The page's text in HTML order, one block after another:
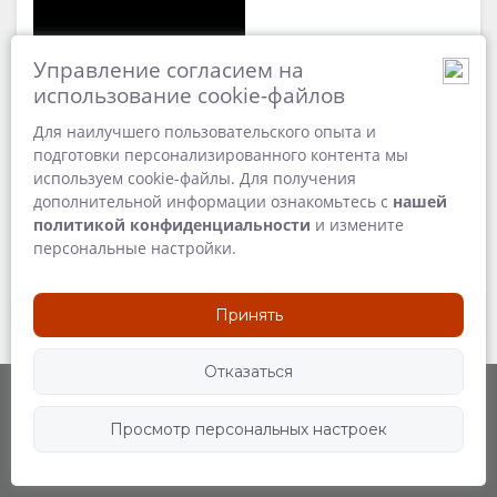
WE
DO
ВИДЕО
СКАЧАТЬ
ВИДЕО
КАРТА
РАСПОЛОЖЕНИЕ
НАПРАВЛЕНИЯ
КОНТАКТ
Discover Rwanda: The
Land Of A Thousand
104 MB
Способ движения Следите за нами
Управление согласием на
использование cookie-файлов
Для наилучшего пользовательского опыта и
подготовки персонализированного контента мы
используем cookie-файлы. Для получения
дополнительной информации ознакомьтесь с нашей
политикой конфиденциальности и измените
персональные настройки.
Принять
Отказаться
Просмотр персональных настроек